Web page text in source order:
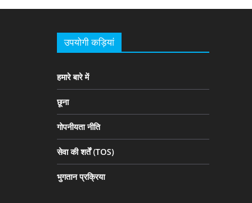
उपयोगी कड़ियां
हमारे बारे में
छूना
गोपनीयता नीति
सेवा की शर्तें (TOS)
भुगतान प्रक्रिया